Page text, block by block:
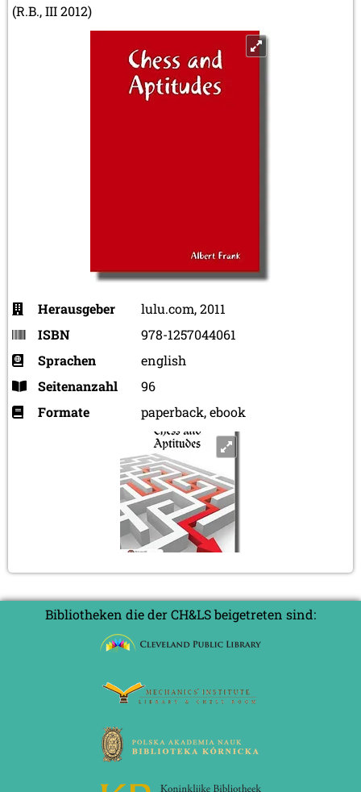
(R.B., III 2012)
Herausgeber
lulu.com, 2011
ISBN
978-1257044061
Sprachen
english
Seitenanzahl
96
Formate
paperback, ebook
Bibliotheken die der CH&LS beigetreten sind: